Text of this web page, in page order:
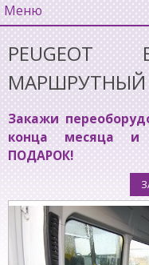
Меню
МАРШРУТНЫЙ
Закажи
конца месяца и
ПОДАРОК!